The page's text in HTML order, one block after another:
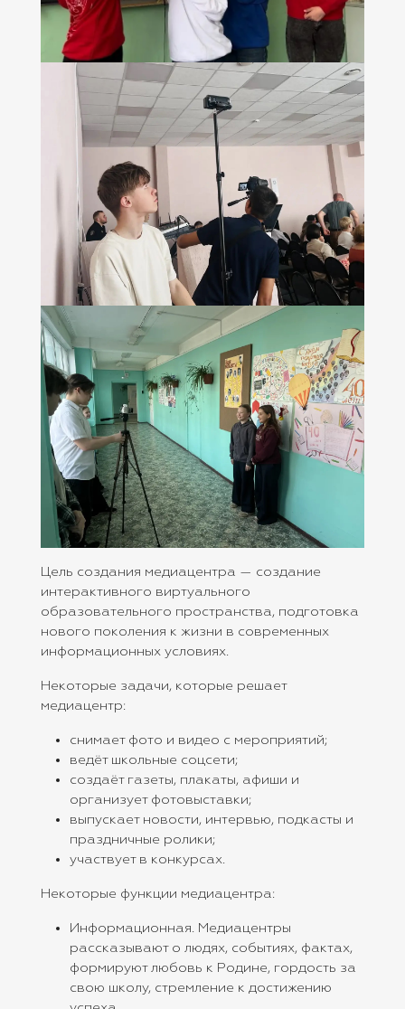
Цель создания медиацентра — создание
интерактивного виртуального
образовательного пространства, подготовка
нового поколения к жизни в современных
информационных условиях.
Некоторые задачи, которые решает
медиацентр:
снимает фото и видео с мероприятий;
ведёт школьные соцсети;
создаёт газеты, плакаты, афиши и
организует фотовыставки;
выпускает новости, интервью, подкасты и
праздничные ролики;
участвует в конкурсах.
Некоторые функции медиацентра:
Информационная. Медиацентры
рассказывают о людях, событиях, фактах,
формируют любовь к Родине, гордость за
свою школу, стремление к достижению